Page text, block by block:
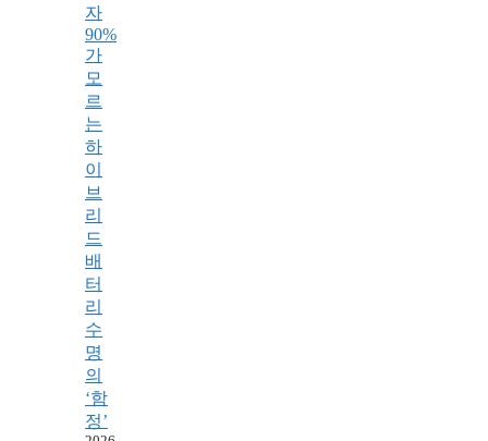
자
90%
가
모
르
는
하
이
브
리
드
배
터
리
수
명
의
‘함
정’